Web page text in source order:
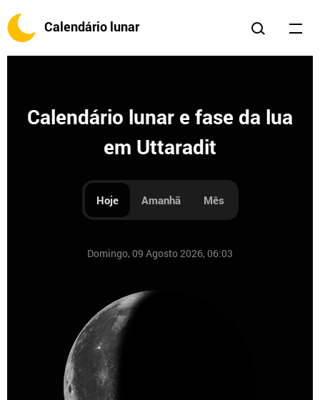
Calendário lunar
Calendário lunar e fase da lua
em Uttaradit
Hoje Amanhã Mês
Domingo, 09 Agosto 2026, 06:03